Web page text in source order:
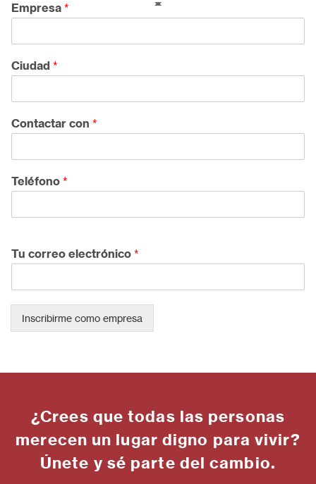
Empresa *
Ciudad *
Contactar con *
Teléfono *
Tu correo electrónico *
Inscribirme como empresa
¿Crees que todas las personas
merecen un lugar digno para vivir?
Únete y sé parte del cambio.